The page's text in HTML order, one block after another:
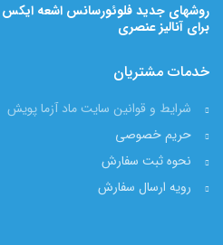
برای آنالیز عنصری
خدمات مشتریان
شرایط و قوانین سایت ماد آزما پویش
حریم خصوصی
نحوه ثبت سفارش
رویه ارسال سفارش